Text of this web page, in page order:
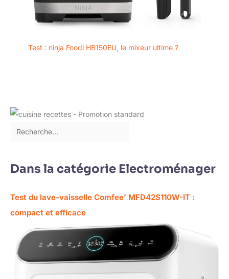
Test : ninja Foodi HB150EU, le mixeur ultime ?
Dans la catégorie Electroménager
Test du lave-vaisselle Comfee’ MFD42S110W-IT :
compact et efficace